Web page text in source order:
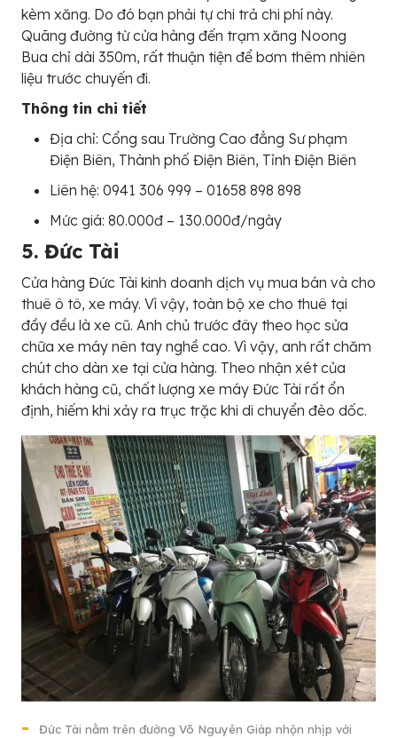
kèm xăng. Do đó bạn phải tự chi trả chi phí này.
Quãng đường từ cửa hàng đến trạm xăng Noong
Bua chỉ dài 350m, rất thuận tiện để bơm thêm nhiên
liệu trước chuyến đi.
Thông tin chi tiết
Địa chỉ: Cổng sau Trường Cao đẳng Sư phạm
Điện Biên, Thành phố Điện Biên, Tỉnh Điện Biên
Liên hệ: 0941 306 999 – 01658 898 898
Mức giá: 80.000đ – 130.000đ/ngày
5. Đức Tài
Cửa hàng Đức Tài kinh doanh dịch vụ mua bán và cho
thuê ô tô, xe máy. Vì vậy, toàn bộ xe cho thuê tại
đầy đều là xe cũ. Anh chủ trước đây theo học sửa
chữa xe máy nên tay nghề cao. Vì vậy, anh rất chăm
chút cho dàn xe tại cửa hàng. Theo nhận xét của
khách hàng cũ, chất lượng xe máy Đức Tài rất ổn
định, hiếm khi xảy ra trục trặc khi di chuyển đèo dốc.
Đức Tài nằm trên đường Võ Nguyên Giáp nhộn nhịp với